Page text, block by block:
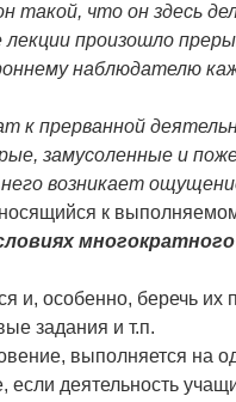
что он здесь
произошло
наблюдателю
к прерванной
замусоленные и
возникает
к
и, особенно, беречь
задания и т.п.
выполняется на
деятельность